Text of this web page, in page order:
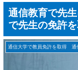
通信教育で先
で先生の免許
通信大学で教員免許を取得 通